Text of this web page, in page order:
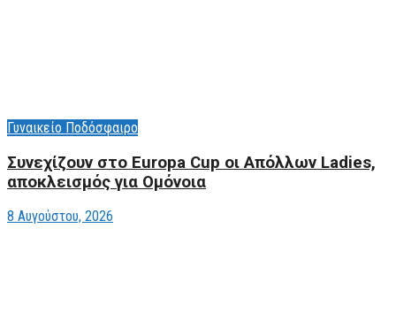
Γυναικείο Ποδόσφαιρο
Συνεχίζουν στο Europa Cup οι Aπόλλων Ladies,
αποκλεισμός για Ομόνοια
8 Αυγούστου, 2026